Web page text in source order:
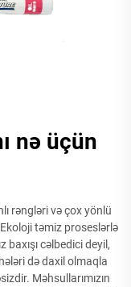
nə üçün
rəngləri və çox yönlü
təmiz proseslərlə
baxışı cəlbedici deyil,
də daxil olmaqla
Məhsullarımızın